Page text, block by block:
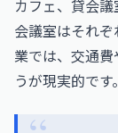
カフェ、貸会
会議室はそれ
業では、交通
うが現実的です。